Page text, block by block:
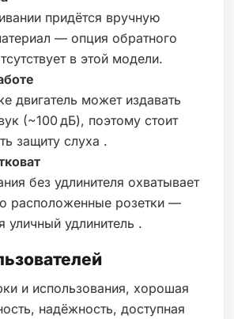
придётся вручную
— опция обратного
в этой модели.
двигатель может издавать
(~100 дБ), поэтому стоит
защиту слуха .
без удлинителя охватывает
расположенные розетки —
уличный удлинитель .
и использования, хорошая
надёжность, доступная